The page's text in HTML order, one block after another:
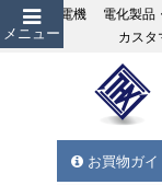
メニュー
サンクス電機 電化製品
カス
お買物ガイ